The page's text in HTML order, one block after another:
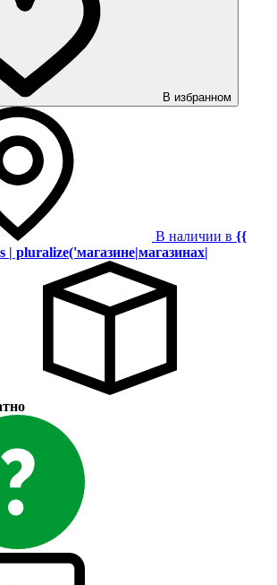
В избранном
В наличии в {{
| pluralize('магазине|магазинах|